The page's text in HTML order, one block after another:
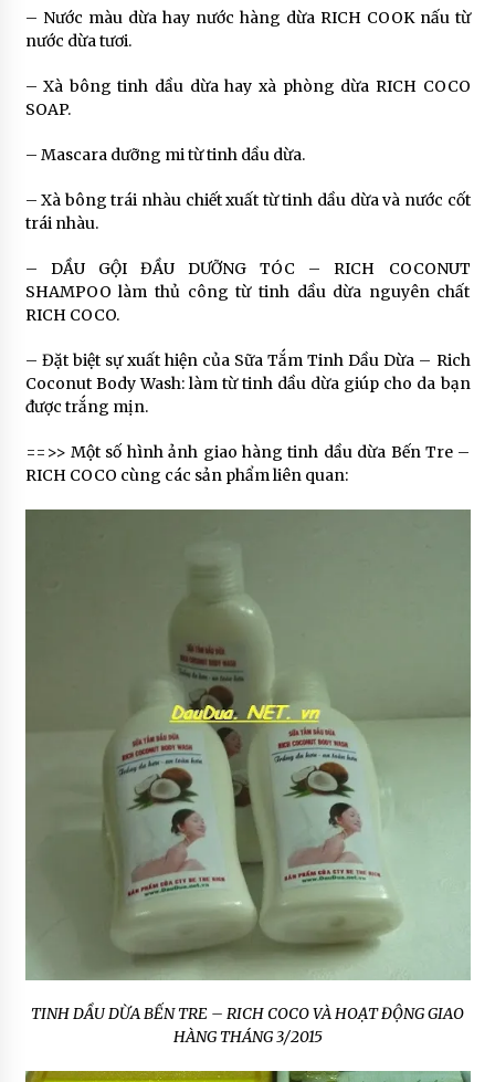
– Nước màu dừa hay nước hàng dừa RICH COOK nấu từ
nước dừa tươi.
– Xà bông tinh dầu dừa hay xà phòng dừa RICH COCO
SOAP.
– Mascara dưỡng mi từ tinh dầu dừa.
– Xà bông trái nhàu chiết xuất từ tinh dầu dừa và nước cốt
trái nhàu.
– DẦU GỘI ĐẦU DƯỠNG TÓC – RICH COCONUT
SHAMPOO làm thủ công từ tinh dầu dừa nguyên chất
RICH COCO.
– Đặt biệt sự xuất hiện của Sữa Tắm Tinh Dầu Dừa – Rich
Coconut Body Wash: làm từ tinh dầu dừa giúp cho da bạn
được trắng mịn.
==>> Một số hình ảnh giao hàng tinh dầu dừa Bến Tre –
RICH COCO cùng các sản phẩm liên quan:
TINH DẦU DỪA BẾN TRE – RICH COCO VÀ HOẠT ĐỘNG GIAO
HÀNG THÁNG 3/2015